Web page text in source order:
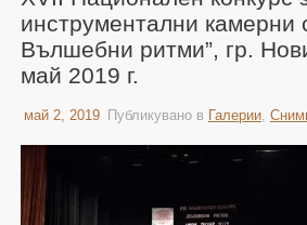
инструментални камерни
Вълшебни ритми”, гр.
май 2019 г.
май 2, 2019 Публикувано в Галерии,